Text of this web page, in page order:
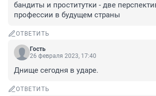
бандиты и проститутки - две
профессии в будущем страны
ОТВЕТИТЬ
Гость
26 февраля 2023, 17:40
Днище сегодня в ударе.
ОТВЕТИТЬ